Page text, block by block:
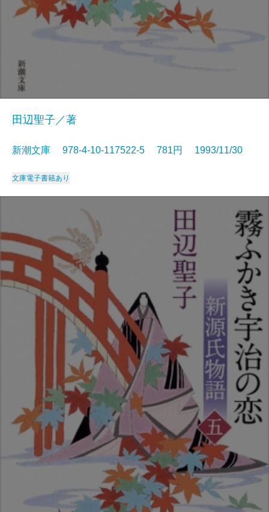
田辺聖子／著
新潮文庫 978-4-10-117522-5 781円 1993/11/30
文庫電子書籍あり